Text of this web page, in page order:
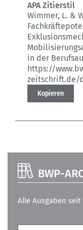
APA Zitierstil
Wimmer, L. &
in der
https://
zeitschrift.de/
Kopieren
BWP-
Alle Ausgaben seit